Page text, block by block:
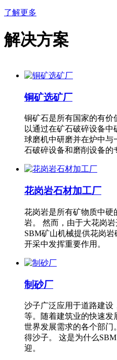
了解更多
解决方案
铜矿选矿厂
铜矿石是所有国家的有价
以通过在矿石破碎设备
球磨机中研磨并在炉中与
石破碎设备和磨削设备的
花岗岩石材加工厂
花岗岩是所有矿物质中硬
岩。 然而，由于大花岗
SBM矿山机械提供花岗
开采中发挥重要作用。
制砂厂
沙子广泛应用于道路建设
等。随着建筑业的快速发
世界发展需求的各个部门
得沙子。 这是为什么
迎。